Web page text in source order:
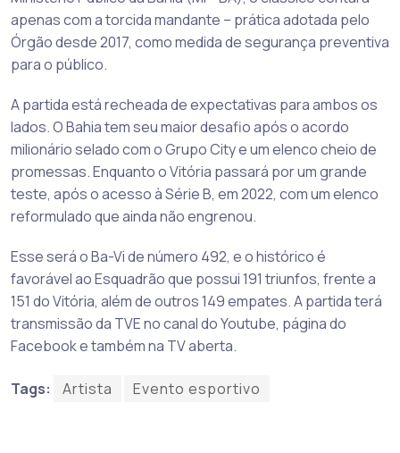
apenas com a torcida mandante – prática adotada pelo
Órgão desde 2017, como medida de segurança preventiva
para o público.
A partida está recheada de expectativas para ambos os
lados. O Bahia tem seu maior desafio após o acordo
milionário selado com o Grupo City e um elenco cheio de
promessas. Enquanto o Vitória passará por um grande
teste, após o acesso à Série B, em 2022, com um elenco
reformulado que ainda não engrenou.
Esse será o Ba-Vi de número 492, e o histórico é
favorável ao Esquadrão que possui 191 triunfos, frente a
151 do Vitória, além de outros 149 empates. A partida terá
transmissão da TVE no canal do Youtube, página do
Facebook e também na TV aberta.
Tags: Artista Evento esportivo